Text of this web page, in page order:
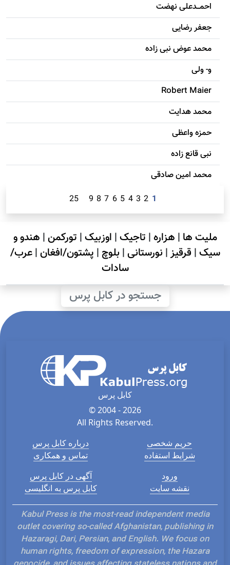
احمـــدعلی نهضت
جعفر رضایی
محمد عوض نبی زاده
و- ولی
Robert Maier
محمد هدایت
حمزه واعظی
نبی قانع زاده
محمد امين صادقی
1
2
3
4
5
6
7
8
9
25
ملیت ها | هزاره| تاجیک| اوزبیک| تورکمن| هندو و
سیک| قرقیز| نورستانی| بلوچ | پشتون/افغان|عرب/
سادات
جستجو در کابل پرس
کابل پرس
© 2004 - 2026
All Rights Reserved.
درباره کابل پرس
تماس و همکاری
حریم شخصی
شرایط استفاده
آگهی در کابل پرس
کابل پرس به انگلیسی
ورود
نقشه سایت
Kabul Press is the most-read independent media
outlet covering so-called Afghanistan, publishing in
Hazaragi, Dari, Persian, and English. We focus on
human rights, freedom of expression, the Hazara